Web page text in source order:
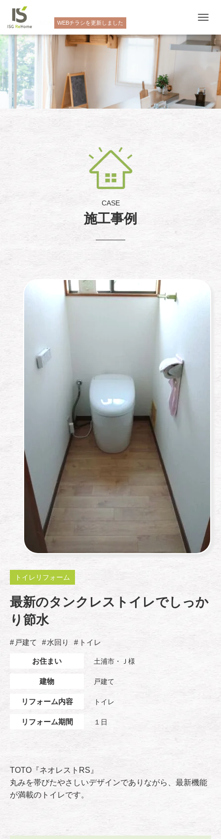
WEBチラシを更新しました
ビ
ゲ
ー
を
切
り
施工事例
CASE
トイレリフォーム
最新のタンクレストイレでしっか
り節水
戸建て 水回り トイレ
お住まい 土浦市・Ｊ様
建物 戸建て
リフォーム内容 トイレ
リフォーム期間 １日
TOTO『ネオレストRS』
丸みを帯びたやさしいデザインでありながら、最新機能
が満載のトイレです。